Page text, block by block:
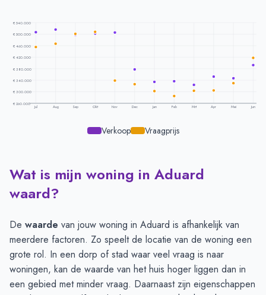
€ 540.000
€ 500.000
€ 460.000
€ 420.000
€ 380.000
€ 340.000
€ 300.000
€ 260.000
Jul Aug Sep Okt Nov Dec Jan Feb Mrt Apr Mei Jun
Verkoop Vraagprijs
Prijsontwikkeling per maand -Aduard
Vraagprijs
Verkoopprijs
Juli
€ 455.000
September€ 501.000 € 497.989
Oktober
€ 508.166
€ 502.066
November
€ 338.666
€ 505.224
December € 326.000
€ 377.621
Wat is mijn woning in Aduard
waard?
De waarde van jouw woning in Aduard is afhankelijk van
meerdere factoren. Zo speelt de locatie van de woning een
grote rol. In een dorp of stad waar veel vraag is naar
woningen, kan de waarde van het huis hoger liggen dan in
een gebied met minder vraag. Daarnaast zijn eigenschappen